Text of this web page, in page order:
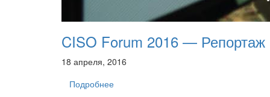
CISO Forum 2016 — Репортаж
18 апреля, 2016
Подробнее